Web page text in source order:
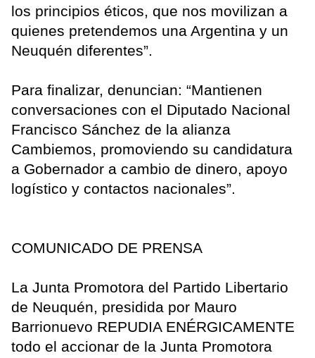
los principios éticos, que nos movilizan a
quienes pretendemos una Argentina y un
Neuquén diferentes”.
Para finalizar, denuncian: “Mantienen
conversaciones con el Diputado Nacional
Francisco Sánchez de la alianza
Cambiemos, promoviendo su candidatura
a Gobernador a cambio de dinero, apoyo
logístico y contactos nacionales”.
COMUNICADO DE PRENSA
La Junta Promotora del Partido Libertario
de Neuquén, presidida por Mauro
Barrionuevo REPUDIA ENÉRGICAMENTE
todo el accionar de la Junta Promotora